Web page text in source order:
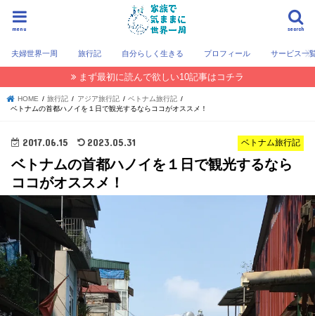
search
menu
夫婦世界一周 旅行記 自分らしく生きる プロフィール サービス一
まず最初に読んで欲しい10記事はコチラ
HOME 旅行記 アジア旅行記
ベトナム旅行記
ベトナムの首都ハノイを１日で観光するならココがオススメ！
ベトナム旅行記
2017.06.15 2023.05.31
ベトナムの首都ハノイを１日で観光するなら
ココがオススメ！